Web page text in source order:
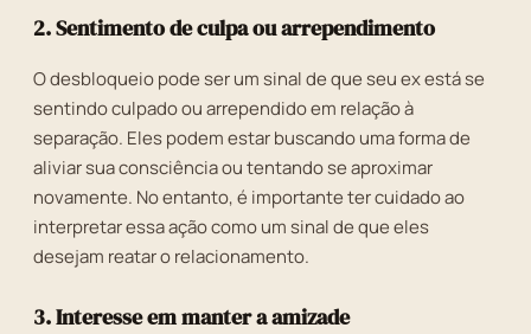
2. Sentimento de culpa ou arrependimento
O desbloqueio pode ser um sinal de que seu ex está se
sentindo culpado ou arrependido em relação à
separação. Eles podem estar buscando uma forma de
aliviar sua consciência ou tentando se aproximar
novamente. No entanto, é importante ter cuidado ao
interpretar essa ação como um sinal de que eles
desejam reatar o relacionamento.
3. Interesse em manter a amizade